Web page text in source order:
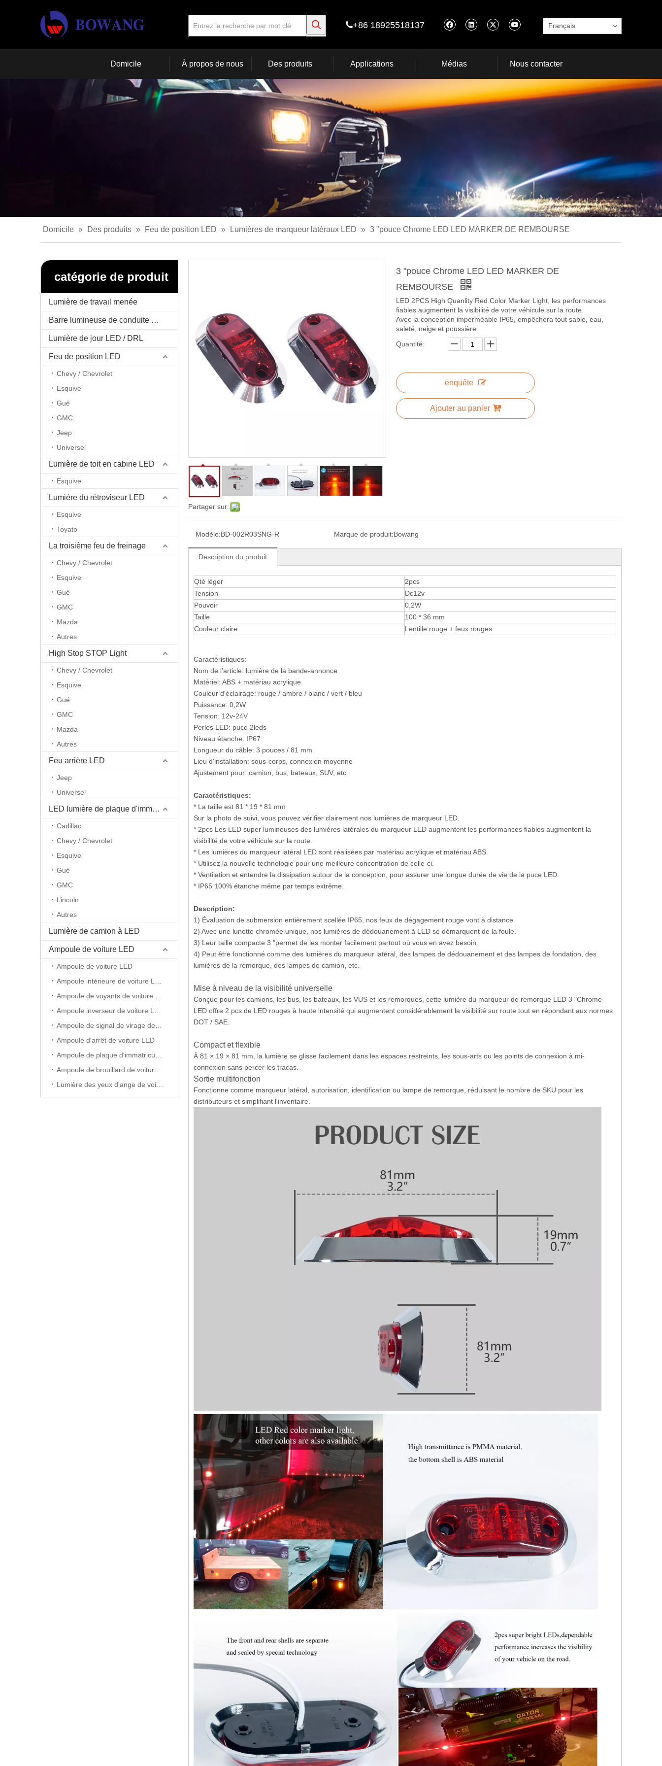
+86 18925518137 Français
Domicile À propos de nous Des produits Applications Médias Nous contacter
Domicile » Des produits » Feu de position LED » Lumières de marqueur latéraux LED » 3 "pouce Chrome LED LED MARKER DE REMBOURSE
catégorie de produit
Lumière de travail menée
Barre lumineuse de conduite menée
Lumière de jour LED / DRL
Feu de position LED
Chevy / Chevrolet
Esquive
Gué
GMC
Jeep
Universel
Lumière de toit en cabine LED
Esquive
Lumière du rétroviseur LED
Esquive
Toyato
La troisième feu de freinage
Chevy / Chevrolet
Esquive
Gué
GMC
Mazda
Autres
High Stop STOP Light
Chevy / Chevrolet
Esquive
Gué
GMC
Mazda
Autres
Feu arrière LED
Jeep
Universel
LED lumière de plaque d'immatriculation
Cadillac
Chevy / Chevrolet
Esquive
Gué
GMC
Lincoln
Autres
Lumière de camion à LED
Ampoule de voiture LED
Ampoule de voiture LED
Ampoule d'arrêt de voiture LED
Partager sur:
3 "pouce Chrome LED LED MARKER DE
REMBOURSE
LED 2PCS High Quanlity Red Color Marker Light, les performances
fiables augmentent la visibilité de votre véhicule sur la route.
Avec la conception imperméable IP65, empêchera tout sable, eau,
saleté, neige et poussière.
Quantité:
enquête
Ajouter au panier
Modèle:BD-002R03SNG-R Marque de produit:Bowang
Description du produit
Qté léger
2pcs
Tension
Dc12v
Pouvoir
0,2W
Taille
100 * 36 mm
Couleur claire
Lentille rouge + feux rouges
Caractéristiques:
Nom de l'article: lumière de la bande-annonce
Matériel: ABS + matériau acrylique
Couleur d'éclairage: rouge / ambre / blanc / vert / bleu
Puissance: 0,2W
Tension: 12v-24V
Perles LED: puce 2leds
Niveau étanche: IP67
Longueur du câble: 3 pouces / 81 mm
Lieu d'installation: sous-corps, connexion moyenne
Ajustement pour: camion, bus, bateaux, SUV, etc.
Caractéristiques:
* La taille est 81 * 19 * 81 mm
Sur la photo de suivi, vous pouvez vérifier clairement nos lumières de marqueur LED.
* 2pcs Les LED super lumineuses des lumières latérales du marqueur LED augmentent les performances fiables augmentent la
visibilité de votre véhicule sur la route.
* Les lumières du marqueur latéral LED sont réalisées par matériau acrylique et matériau ABS.
* Utilisez la nouvelle technologie pour une meilleure concentration de celle-ci.
* Ventilation et entendre la dissipation autour de la conception, pour assurer une longue durée de vie de la puce LED.
* IP65 100% étanche même par temps extrême.
Description:
1) Évaluation de submersion entièrement scellée IP65, nos feux de dégagement rouge vont à distance.
2) Avec une lunette chromée unique, nos lumières de dédouanement à LED se démarquent de la foule.
3) Leur taille compacte 3 "permet de les monter facilement partout où vous en avez besoin.
4) Peut être fonctionné comme des lumières du marqueur latéral, des lampes de dédouanement et des lampes de fondation, des
lumières de la remorque, des lampes de camion, etc.
Mise à niveau de la visibilité universelle
Conçue pour les camions, les bus, les bateaux, les VUS et les remorques, cette lumière du marqueur de remorque LED 3 "Chrome
LED offre 2 pcs de LED rouges à haute intensité qui augmentent considérablement la visibilité sur route tout en répondant aux normes
DOT / SAE.
Compact et flexible
À 81 × 19 × 81 mm, la lumière se glisse facilement dans les espaces restreints, les sous-arts ou les points de connexion à mi-
connexion sans percer les tracas.
Sortie multifonction
Fonctionne comme marqueur latéral, autorisation, identification ou lampe de remorque, réduisant le nombre de SKU pour les
distributeurs et simplifiant l'inventaire.